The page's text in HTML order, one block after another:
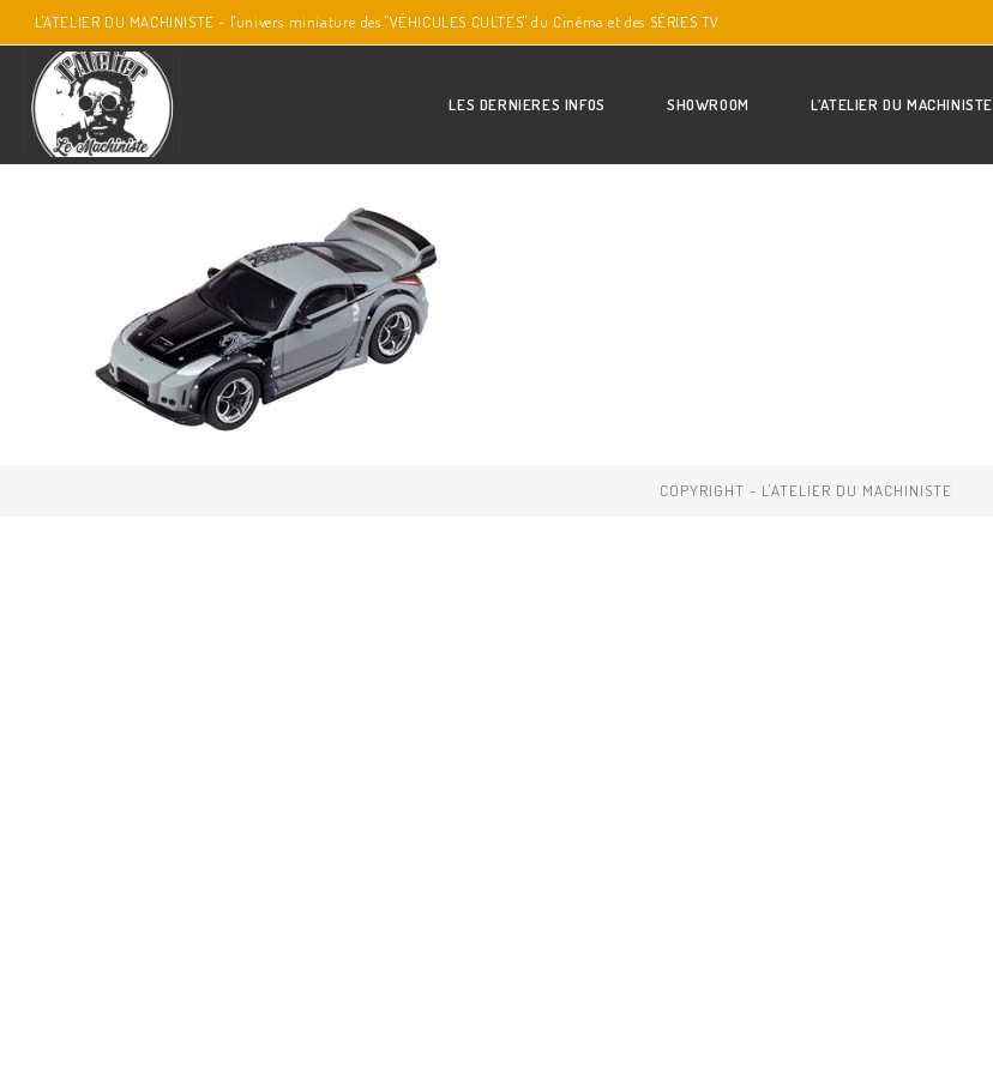
L'ATELIER DU MACHINISTE - l'univers miniature des "VÉHICULES CULTES" du Cinéma et des SÉRIES TV
LES DERNIERES INFOS SHOWROOM L’ATELIER DU MACHINISTE
COPYRIGHT - L'ATELIER DU MACHINISTE